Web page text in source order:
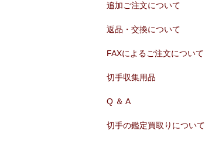
追加ご注文について
返品・交換について
FAXによるご注文について
切手収集用品
Q ＆ A
切手の鑑定買取りについて